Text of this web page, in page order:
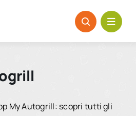
My Autogrill: scopri tutti gli